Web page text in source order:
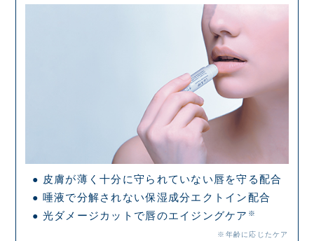
● 皮膚が薄く十分に守られていない唇を守る配合
● 唾液で分解されない保湿成分エクトイン配合
● 光ダメージカットで唇のエイジングケア ※
※年齢に応じたケア